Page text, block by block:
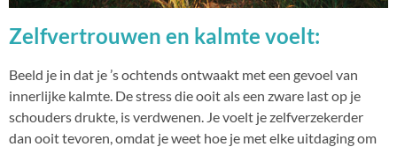
Zelfvertrouwen en kalmte voelt:
Beeld je in dat je ’s ochtends ontwaakt met een gevoel van
innerlijke kalmte. De stress die ooit als een zware last op je
schouders drukte, is verdwenen. Je voelt je zelfverzekerder
dan ooit tevoren, omdat je weet hoe je met elke uitdaging om